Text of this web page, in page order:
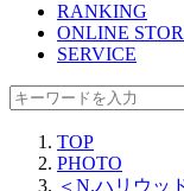
RANKING
ONLINE
SERVICE
TOP
PHOTO
＜N.ハリウッ